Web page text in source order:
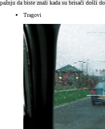
pažnju da biste znali kada su brisači došli
Tragovi